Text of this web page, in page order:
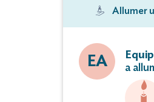
Allumer
EA
a